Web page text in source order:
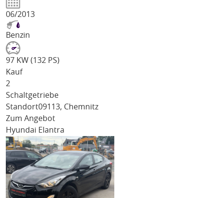
06/2013
Benzin
97 KW (132 PS)
Kauf
2
Schaltgetriebe
Standort09113, Chemnitz
Zum Angebot
Hyundai Elantra